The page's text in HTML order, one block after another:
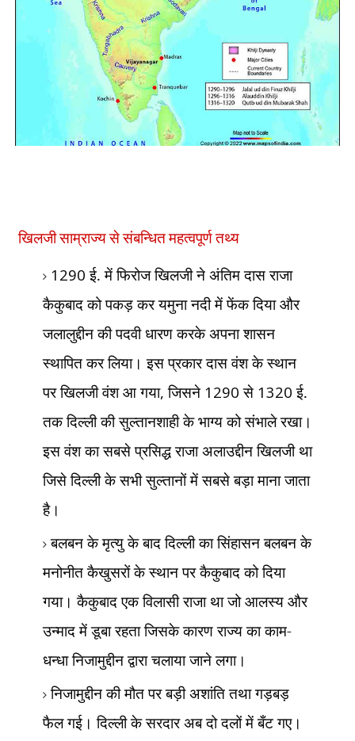
खिलजी साम्राज्य से संबन्धित महत्वपूर्ण तथ्य
1290 ई. में फिरोज खिलजी ने अंतिम दास राजा
कैकुबाद को पकड़ कर यमुना नदी में फेंक दिया और
जलालुद्दीन की पदवी धारण करके अपना शासन
स्थापित कर लिया। इस प्रकार दास वंश के स्थान
पर खिलजी वंश आ गया,जिसने 1290 से 1320 ई.
तक दिल्ली की सुल्तानशाही के भाग्य को संभाले रखा।
इस वंश का सबसे प्रसिद्ध राजा अलाउद्दीन खिलजी था
जिसे दिल्ली के सभी सुल्तानों में सबसे बड़ा माना जाता
है।
बलबन के मृत्यु के बाद दिल्ली का सिंहासन बलबन के
मनोनीत कैखुसरों के स्थान पर कैकुबाद को दिया
गया। कैकुबाद एक विलासी राजा था जो आलस्य और
उन्माद में डूबा रहता जिसके कारण राज्य का काम-
धन्धा निजामुद्दीन द्वारा चलाया जाने लगा।
निजामुद्दीन की मौत पर बड़ी अशांति तथा गड़बड़
फैल गई। दिल्ली के सरदार अब दो दलों में बँट गए।